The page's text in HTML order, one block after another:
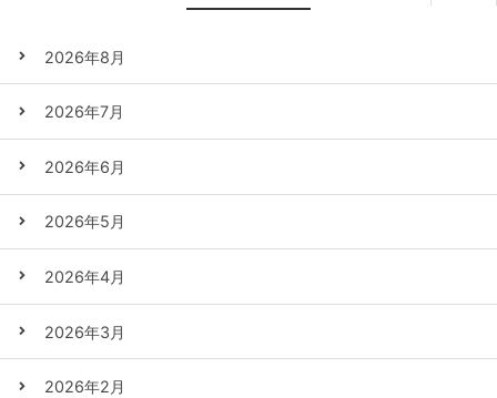
2026年8月
2026年7月
2026年6月
2026年5月
2026年4月
2026年3月
2026年2月